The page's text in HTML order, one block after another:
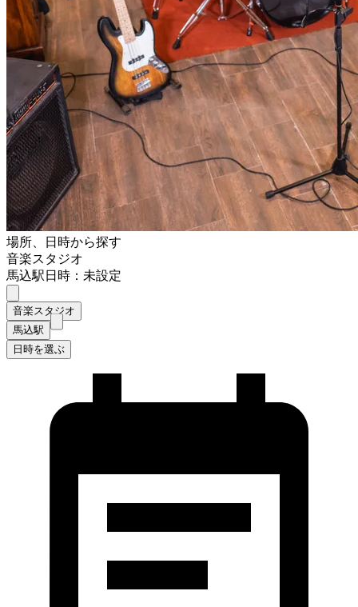
場所、日時から探す
音楽スタジオ
馬込駅日時：未設定
音楽スタジオ
馬込駅
日時を選ぶ